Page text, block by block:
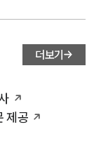
더보기
제공